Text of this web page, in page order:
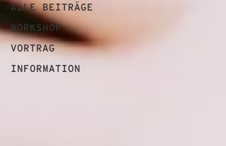
ALLE BEITRÄGE
WORKSHOP
VORTRAG
INFORMATION